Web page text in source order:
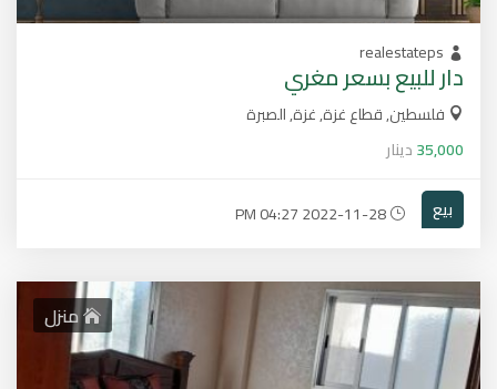
realestateps
دار للبيع بسعر مغري
فلسطين, قطاع غزة, غزة, الصبرة
35,000دينار
بيع
منزل